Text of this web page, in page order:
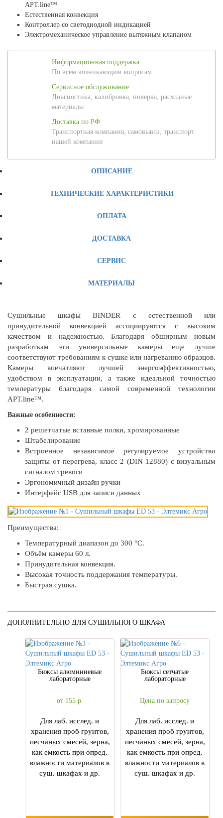
APT.line™
Естественная конвекция
Контроллер со светодиодной индикацией
Электромеханическое управление вытяжным клапаном
Информационная поддержка
По всем возникающим вопросам
Сервисное обслуживание
Диагностика, калибровка, поверка, расходные
материалы
Доставка по РФ
Транспортная компания, самовывоз, транспорт
нашей компании
ОПИСАНИЕ
ТЕХНИЧЕСКИЕ ХАРАКТЕРИСТИКИ
ОПЛАТА
ДОСТАВКА
СЕРВИС
МАТЕРИАЛЫ
Сушильные шкафы BINDER с естественной или
принудительной конвекцией ассоциируются с высоким
качеством и надежностью. Благодаря обширным новым
разработкам эти универсальные камеры еще лучше
соответствуют требованиям к сушке или нагреванию образцов.
Камеры впечатляют лучшей энергоэффективностью,
удобством в эксплуатации, а также идеальной точностью
температуры благодаря самой современной технологии
APT.line™.
Важные особенности:
2 решетчатые вставные полки, хромированные
Штабелирование
Встроенное независимое регулируемое устройство
защиты от перегрева, класс 2 (DIN 12880) с визуальным
сигналом тревоги
Эргономичный дизайн ручки
Интерфейс USB для записи данных
Преимущества:
Температурный диапазон до 300 °C.
Объём камеры 60 л.
Принудительная конвекция.
Высокая точность поддержания температуры.
Быстрая сушка.
ДОПОЛНИТЕЛЬНО ДЛЯ СУШИЛЬНОГО ШКАФА
Бюксы алюминиевые
лабораторные
от 155 р.
Для лаб. исслед. и
хранения проб грунтов,
песчаных смесей, зерна,
как емкость при опред.
влажности материалов в
суш. шкафах и др.
Бюксы сетчатые
лабораторные
Цена по запросу
Для лаб. исслед. и
хранения проб грунтов,
песчаных смесей, зерна,
как емкость при опред.
влажности материалов в
суш. шкафах и др.